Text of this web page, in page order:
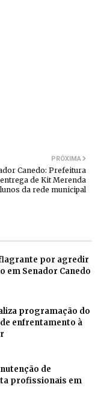
PRÓXIMA
Canedo: Prefeitura
de Kit Merenda
da rede municipal
por agredir
em Senador Canedo
programação do
enfrentamento à
de
profissionais em